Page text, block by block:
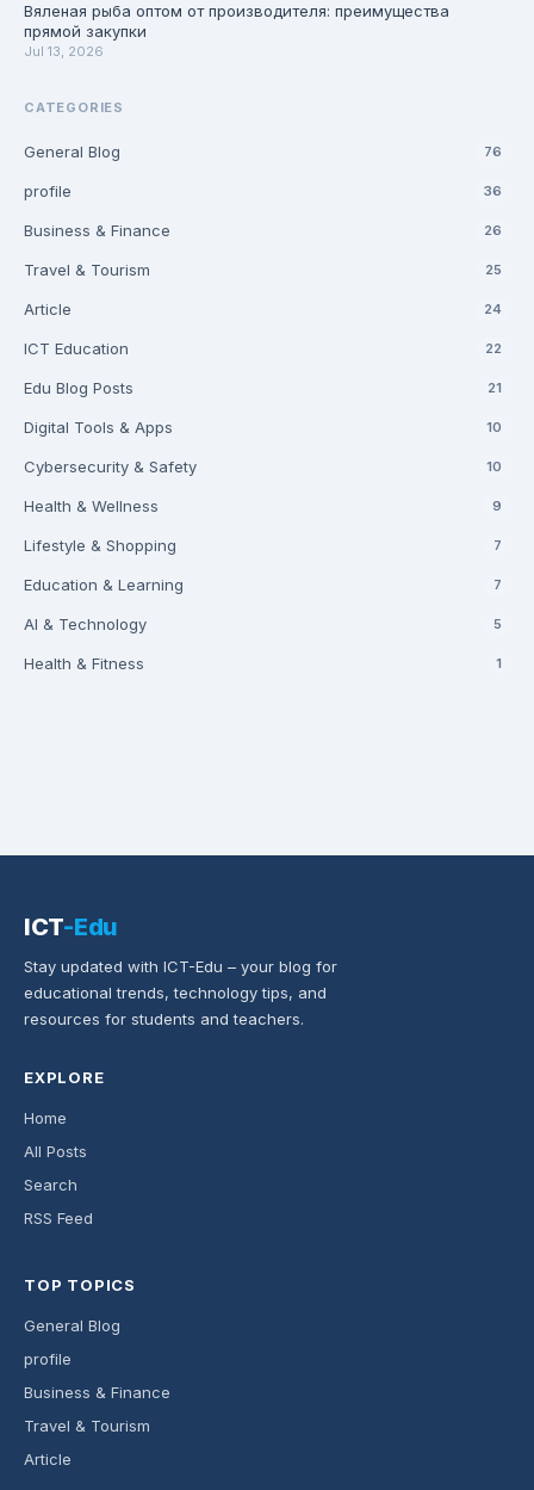
Вяленая рыба оптом от производителя: преимущества
прямой закупки
Jul 13, 2026
CATEGORIES
General Blog 76
profile 36
Business & Finance 26
Travel & Tourism 25
Article 24
ICT Education 22
Edu Blog Posts 21
Digital Tools & Apps 10
Cybersecurity & Safety 10
Health & Wellness 9
Lifestyle & Shopping 7
Education & Learning 7
AI & Technology 5
Health & Fitness 1
ICT-Edu
Stay updated with ICT-Edu – your blog for
educational trends, technology tips, and
resources for students and teachers.
EXPLORE
Home
All Posts
Search
RSS Feed
TOP TOPICS
General Blog
profile
Business & Finance
Travel & Tourism
Article